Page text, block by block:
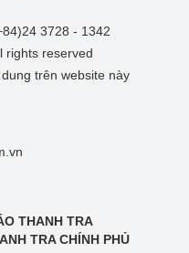
3728 - 1342
rights reserved
trên website này
THANH TRA
TRA CHÍNH PHỦ